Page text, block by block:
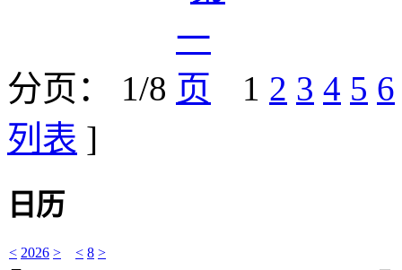
分页： 1/8 1 2 3 4 5 6
列表 ]
日历
< 2026 > < 8 >